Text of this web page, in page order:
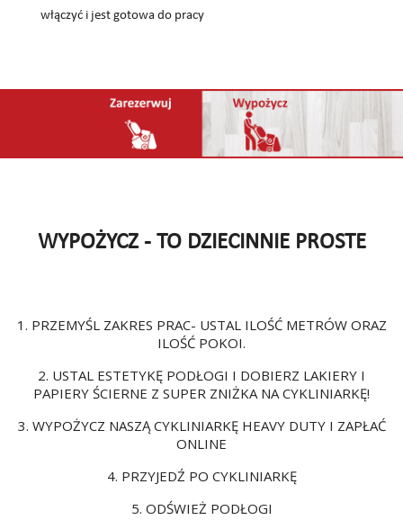
włączyć i jest gotowa do pracy
WYPOŻYCZ - TO DZIECINNIE PROSTE
1. PRZEMYŚL ZAKRES PRAC- USTAL ILOŚĆ METRÓW ORAZ
ILOŚĆ POKOI.
2. USTAL ESTETYKĘ PODŁOGI I DOBIERZ LAKIERY I
PAPIERY ŚCIERNE Z SUPER ZNIŻKA NA CYKLINIARKĘ!
3. WYPOŻYCZ NASZĄ CYKLINIARKĘ HEAVY DUTY I ZAPŁAĆ
ONLINE
4. PRZYJEDŹ PO CYKLINIARKĘ
5. ODŚWIEŻ PODŁOGI